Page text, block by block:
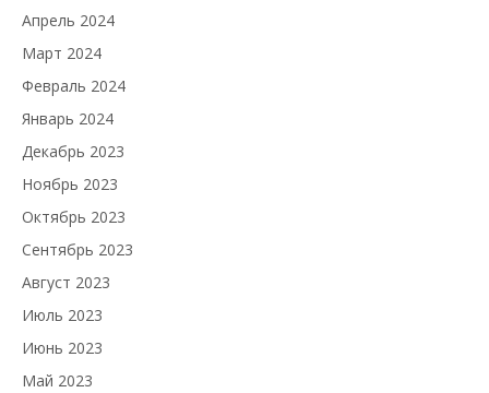
Апрель 2024
Март 2024
Февраль 2024
Январь 2024
Декабрь 2023
Ноябрь 2023
Октябрь 2023
Сентябрь 2023
Август 2023
Июль 2023
Июнь 2023
Май 2023